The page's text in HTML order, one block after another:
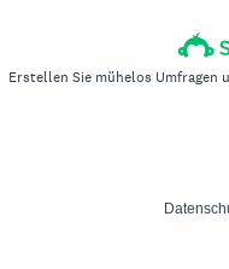
Erstellen Sie mühelos Umfragen